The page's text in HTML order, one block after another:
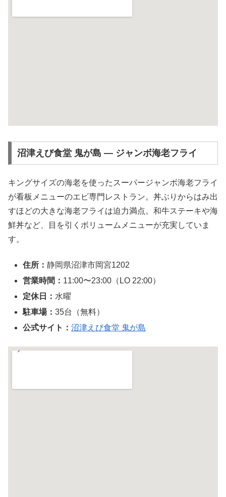
沼津えび食堂 鬼が島 ― ジャンボ海老フライ
キングサイズの海老を使ったスーパージャンボ海老フライ
が看板メニューのエビ専門レストラン。丼ぶりからはみ出
すほどの大きな海老フライは迫力満点。和牛ステーキや海
鮮丼など、目を引くボリュームメニューが充実していま
す。
住所：静岡県沼津市岡宮1202
営業時間： 11:00〜23:00（LO 22:00）
定休日： 水曜
駐車場：35台（無料）
公式サイト：沼津えび食堂 鬼が島